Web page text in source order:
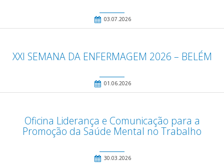
03.07.2026
XXI SEMANA DA ENFERMAGEM 2026 – BELÉM
01.06.2026
Oficina Liderança e Comunicação para a
Promoção da Saúde Mental no Trabalho
30.03.2026